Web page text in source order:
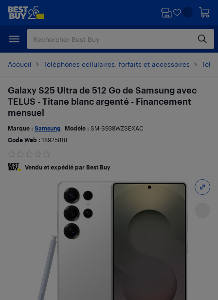
Passer
principal
Passer
Accueil Téléphones cellulaires, forfaits et accessoires
Galaxy S25 Ultra de 512 Go de Samsung avec
TELUS - Titane blanc argenté - Financement
mensuel
Marque : Samsung Modèle : SM-S938WZSEXAC
Code Web : 18925818
Vendu et expédié par Best Buy